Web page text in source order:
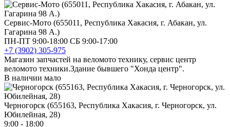
Сервис-Мото (655011, Республика Хакасия, г. Абакан, ул.
Гагарина 98 А.)
ПН-ПТ 9:00-18:00 СБ 9:00-17:00
+7 (3902) 305-975
Магазин запчастей на веломото технику, сервис центр
веломото техники.Здание бывшего "Хонда центр".
В наличии мало
Черногорск (655163, Республика Хакасия, г. Черногорск, ул.
Юбилейная, 28)
9:00 - 18:00